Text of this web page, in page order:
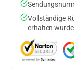
Vollständige
erhalten wurde